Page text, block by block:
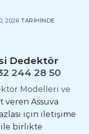
2026 TARIHINDE
Dedektör
244 28 50
Modelleri ve
Assuva
için iletişime
birlikte